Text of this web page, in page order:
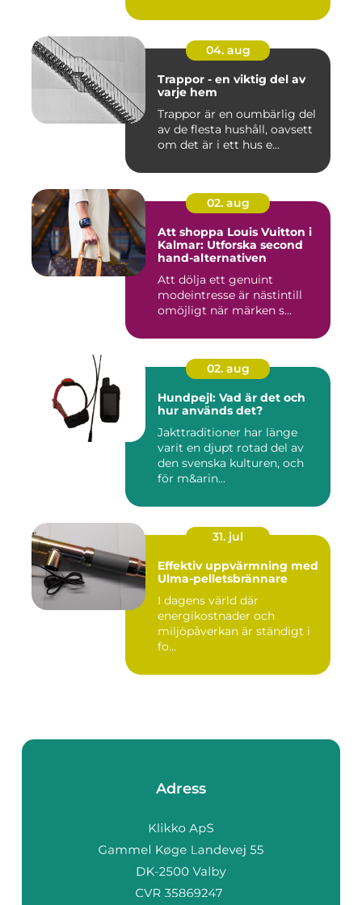
04. aug
Trappor - en viktig del av
varje hem
Trappor är en oumbärlig del
av de flesta hushåll, oavsett
om det är i ett hus e...
02. aug
Att shoppa Louis Vuitton i
Kalmar: Utforska second
hand-alternativen
Att dölja ett genuint
modeintresse är nästintill
omöjligt när märken s...
02. aug
Hundpejl: Vad är det och
hur används det?
Jakttraditioner har länge
varit en djupt rotad del av
den svenska kulturen, och
för m&arin...
31. jul
Effektiv uppvärmning med
Ulma-pelletsbrännare
I dagens värld där
energikostnader och
miljöpåverkan är ständigt i
fo...
Adress